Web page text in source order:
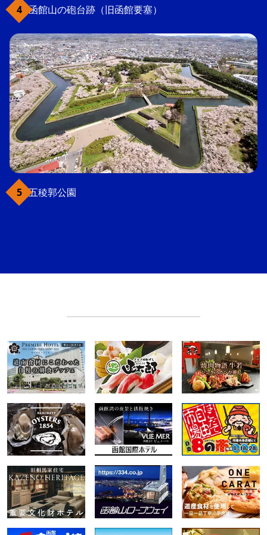
函館山の砲台跡（旧函館要塞）
五稜郭公園